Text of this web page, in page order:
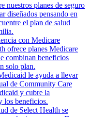
nuestros planes de seguro
diseñados pensando en
el plan de salud
con Medicare
ofrece planes Medicare
combinan beneficios
solo plan.
le ayuda a llevar
de Community Care
y cubre la
los beneficios.
de Select Health se